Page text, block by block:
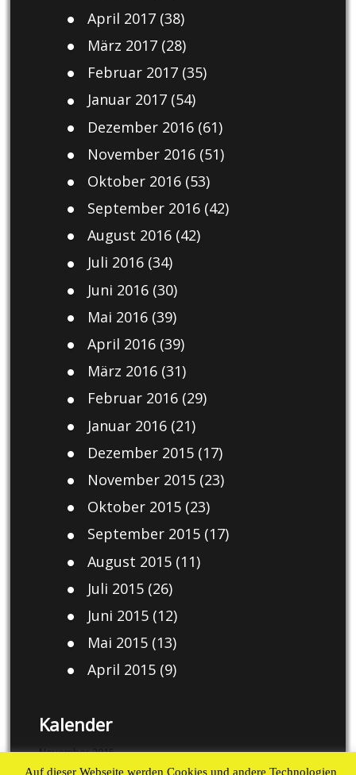
April 2017(38)
März 2017(28)
Februar 2017(35)
Januar 2017(54)
Dezember 2016(61)
November 2016(51)
Oktober 2016(53)
September 2016(42)
August 2016(42)
Juli 2016(34)
Juni 2016(30)
Mai 2016(39)
April 2016(39)
März 2016(31)
Februar 2016(29)
Januar 2016(21)
Dezember 2015(17)
November 2015(23)
Oktober 2015(23)
September 2015(17)
August 2015(11)
Juli 2015(26)
Juni 2015(12)
Mai 2015(13)
April 2015(9)
Kalender
November 2015
Auf dieser Webseite werden Cookies und andere Technologien